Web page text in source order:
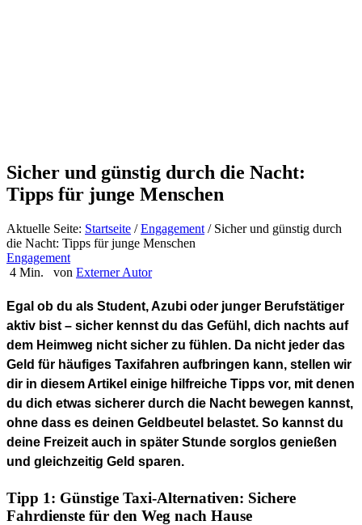
Sicher und günstig durch die Nacht:
Tipps für junge Menschen
Aktuelle Seite: Startseite / Engagement /Sicher und günstig durch
die Nacht: Tipps für junge Menschen
Engagement
4 Min.
von Externer Autor
Egal ob du als Student, Azubi oder junger Berufstätiger
aktiv bist – sicher kennst du das Gefühl, dich nachts auf
dem Heimweg nicht sicher zu fühlen. Da nicht jeder das
Geld für häufiges Taxifahren aufbringen kann, stellen wir
dir in diesem Artikel einige hilfreiche Tipps vor, mit denen
du dich etwas sicherer durch die Nacht bewegen kannst,
ohne dass es deinen Geldbeutel belastet. So kannst du
deine Freizeit auch in später Stunde sorglos genießen
und gleichzeitig Geld sparen.
Tipp 1: Günstige Taxi-Alternativen: Sichere
Fahrdienste für den Weg nach Hause